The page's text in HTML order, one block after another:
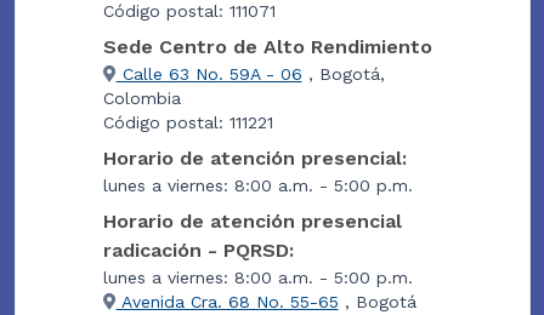
Código postal: 111071
Sede Centro de Alto Rendimiento
Calle 63 No. 59A - 06 , Bogotá,
Colombia
Código postal: 111221
Horario de atención presencial:
lunes a viernes: 8:00 a.m. - 5:00 p.m.
Horario de atención presencial
radicación - PQRSD:
lunes a viernes: 8:00 a.m. - 5:00 p.m.
Avenida Cra. 68 No. 55-65 , Bogotá